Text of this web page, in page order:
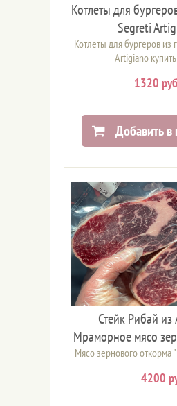
Котлеты для
Segreti
Котлеты для бургеров из
Artigiano
1320
Добавить в
Стейк Рибай
Мраморное мясо
Мясо зернового откорма
4200